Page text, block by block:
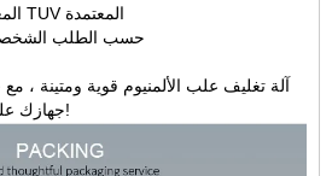
شهادات CE المعتمدة شهادات TUV المعتمدة
حسب الطلب الشخصي
آلة تغليف علب الألمنيوم قوية ومتينة ،
جهازك على العودة إلى المنزل بأمان!